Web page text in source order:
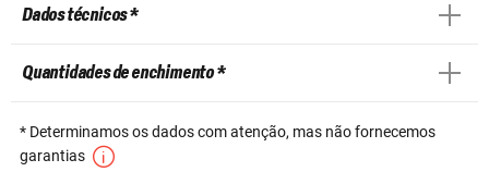
Dados técnicos *
Quantidades de enchimento *
* Determinamos os dados com atenção, mas não fornecemos
garantias